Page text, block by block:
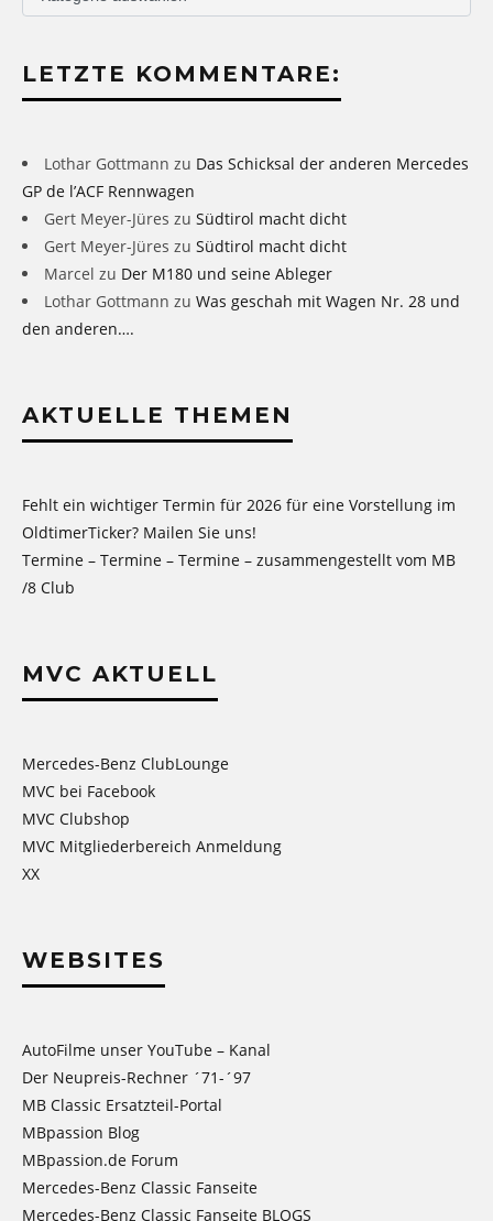
LETZTE KOMMENTARE:
Lothar Gottmann zu Das Schicksal der anderen Mercedes
GP de l’ACF Rennwagen
Gert Meyer-Jüres zu Südtirol macht dicht
Gert Meyer-Jüres zu Südtirol macht dicht
Marcel zu Der M180 und seine Ableger
Lothar Gottmann zu Was geschah mit Wagen Nr. 28 und
den anderen….
AKTUELLE THEMEN
Fehlt ein wichtiger Termin für 2026 für eine Vorstellung im
OldtimerTicker? Mailen Sie uns!
Termine – Termine – Termine – zusammengestellt vom MB
/8 Club
MVC AKTUELL
Mercedes-Benz ClubLounge
MVC bei Facebook
MVC Clubshop
MVC Mitgliederbereich Anmeldung
XX
WEBSITES
AutoFilme unser YouTube – Kanal
Der Neupreis-Rechner ´71-´97
MB Classic Ersatzteil-Portal
MBpassion Blog
MBpassion.de Forum
Mercedes-Benz Classic Fanseite
Mercedes-Benz Classic Fanseite BLOGS